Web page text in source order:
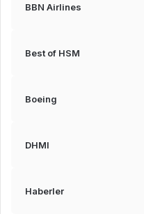
BBN Airlines
Best of HSM
Boeing
DHMI
Haberler